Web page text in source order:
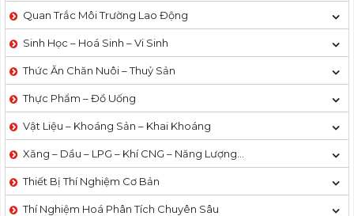
Quan Trắc Môi Trường Lao Động
Sinh Học – Hoá Sinh – Vi Sinh
Thức Ăn Chăn Nuôi – Thuỷ Sản
Thực Phẩm – Đồ Uống
Vật Liệu – Khoáng Sản – Khai Khoáng
Xăng – Dầu – LPG – Khí CNG – Năng Lượng…
Thiết Bị Thí Nghiệm Cơ Bản
Thí Nghiệm Hoá Phân Tích Chuyên Sâu